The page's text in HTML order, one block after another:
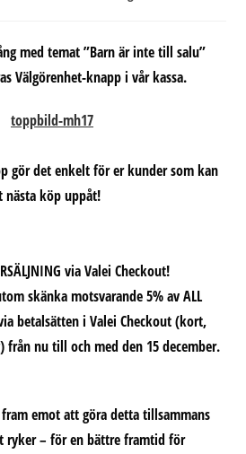
med temat ”Barn är inte till salu”
Välgörenhet-knapp i vår kassa.
gör det enkelt för er kunder som kan
nästa köp uppåt!
via Valei Checkout!
skänka motsvarande5% av ALL
betalsätten i Valei Checkout (kort,
nu till och med den 15 december.
emot att göra detta tillsammans
ryker – för en bättre framtid för